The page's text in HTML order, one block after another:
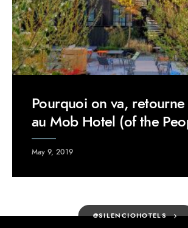
Pourquoi on va,
au Mob Hotel (of the
May 9, 2019
@SILENCIOHOTELS